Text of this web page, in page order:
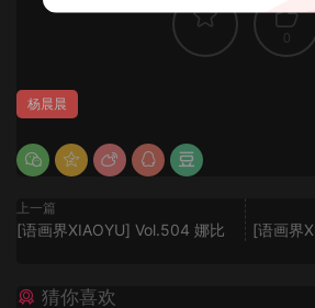
0
杨晨晨
上一篇
[语画界XIAOYU] Vol.504 娜比
[语画界
猜你喜欢